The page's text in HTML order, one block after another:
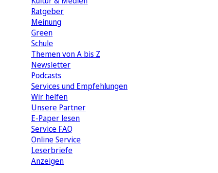
Ratgeber
Meinung
Green
Schule
Themen von A bis Z
Newsletter
Podcasts
Services und Empfehlungen
Wir helfen
Unsere Partner
E-Paper lesen
Service FAQ
Online Service
Leserbriefe
Anzeigen